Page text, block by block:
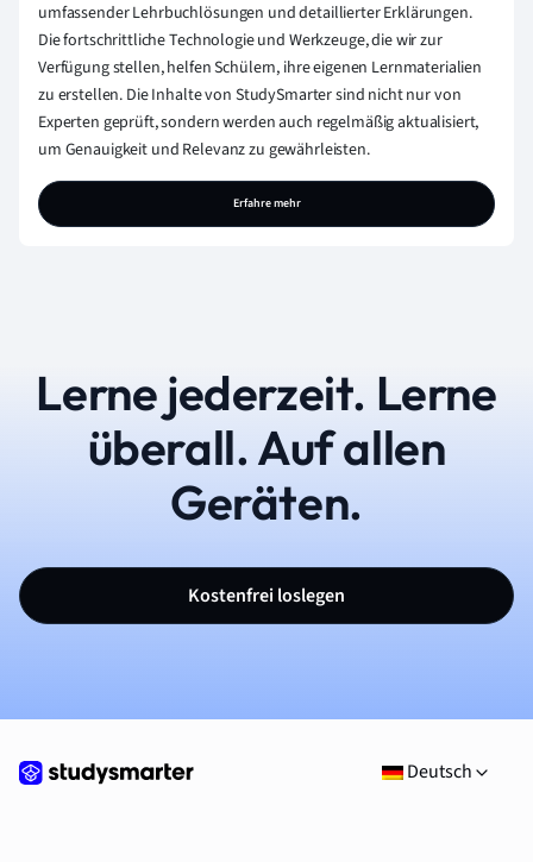
umfassender Lehrbuchlösungen und detaillierter Erklärungen.
Die fortschrittliche Technologie und Werkzeuge, die wir zur
Verfügung stellen, helfen Schülern, ihre eigenen Lernmaterialien
zu erstellen. Die Inhalte von StudySmarter sind nicht nur von
Experten geprüft, sondern werden auch regelmäßig aktualisiert,
um Genauigkeit und Relevanz zu gewährleisten.
Erfahre mehr
Lerne jederzeit. Lerne
überall. Auf allen
Geräten.
Kostenfrei loslegen
Deutsch